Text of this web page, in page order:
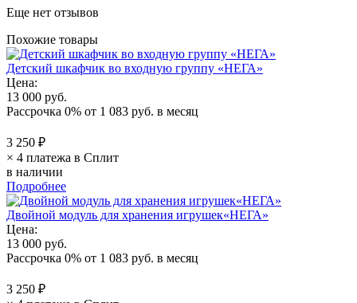
Еще нет отзывов
Похожие товары
Детский шкафчик во входную группу «НЕГА»
Цена:
13 000 руб.
Рассрочка 0% от 1 083 руб. в месяц
3 250 ₽
× 4 платежа в Сплит
в наличии
Подробнее
Двойной модуль для хранения игрушек«НЕГА»
Цена:
13 000 руб.
Рассрочка 0% от 1 083 руб. в месяц
3 250 ₽